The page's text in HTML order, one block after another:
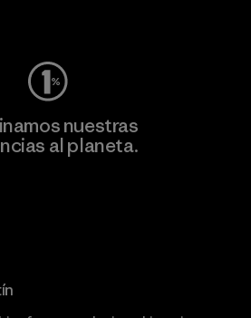
nuestras
al planeta.